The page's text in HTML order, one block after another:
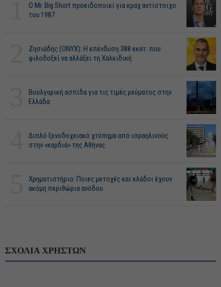
O Mr. Big Short προειδοποιεί για κραχ αντίστοιχο
του 1987
Ζησιάδης (ONYX): Η επένδυση 388 εκατ. που
φιλοδοξεί να αλλάξει τη Χαλκιδική
Βουλγαρική ασπίδα για τις τιμές ρεύματος στην
Ελλάδα
Διπλό ξενοδοχειακό χτύπημα από ισραηλινούς
στην «καρδιά» της Αθήνας
Χρηματιστήριο: Ποιες μετοχές και κλάδοι έχουν
ακόμη περιθώρια ανόδου
ΣΧΟΛΙΑ ΧΡΗΣΤΩΝ